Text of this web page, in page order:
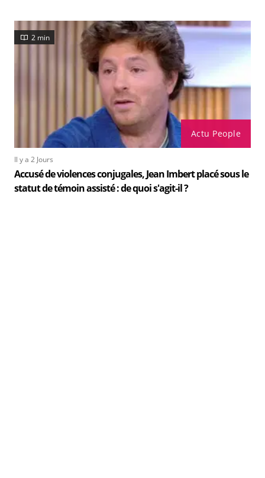
Actu People
2 min
Il y a 2 Jours
Accusé de violences conjugales, Jean Imbert placé sous le
statut de témoin assisté : de quoi s'agit-il ?